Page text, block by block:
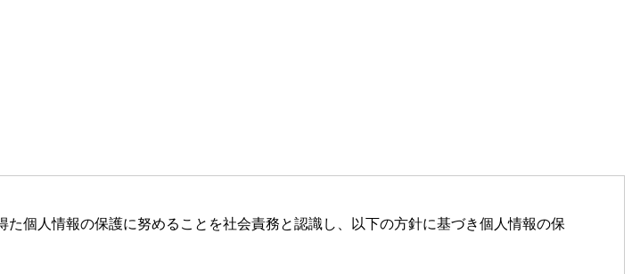
個人情報の保護に努めることを社会責務と認識し、以下の方針に基づき個人情報の保